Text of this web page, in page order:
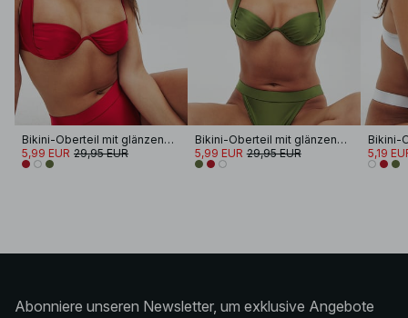
Bikini-Oberteil mit glänzenden Körbchen
5,99 EUR 29,95 EUR
Bikini-Oberteil mit glänzenden Körbchen
5,99 EUR 29,95 EUR 5,19
Abonniere unseren Newsletter, um exklusive Angebote